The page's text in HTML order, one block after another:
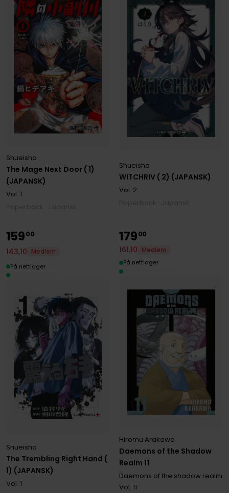
The Mage Next Door ( 1)
(JAPANSK)
Shueisha
Vol. 1
WITCHRIV ( 2) (JAPANSK)
Shueisha
Vol. 2
The Trembling Right Hand (
1) (JAPANSK)
Shueisha
Vol. 1
15900
143,10
Medlem
På nettlager
Daemons of the Shadow
Realm 11
Hiromu Arakawa
Daemons of the shadow realm
Vol. 11
17900
161,10
Medlem
På nettlager